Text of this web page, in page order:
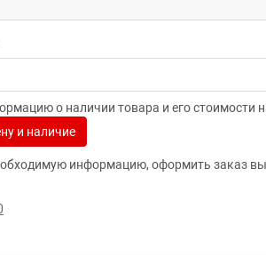
о наличии товара и его стоимости
и наличие
информацию, оформить заказ